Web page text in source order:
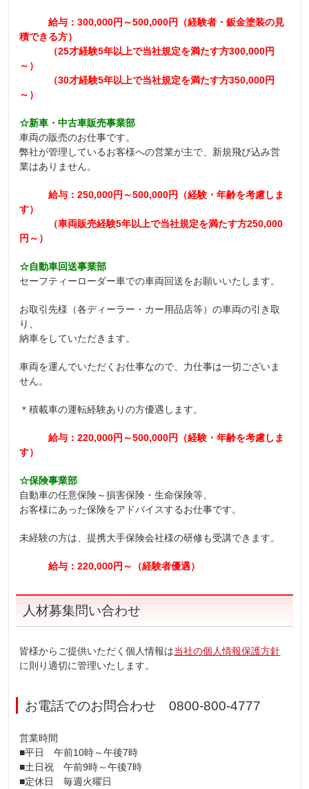
給与：300,000円～500,000円（経験者・鈑金塗装の見
積できる方）
（25才経験5年以上で当社規定を満たす方300,000円
～）
（30才経験5年以上で当社規定を満たす方350,000円
～）
☆新車・中古車販売事業部
車両の販売のお仕事です。
弊社が管理しているお客様への営業が主で、新規飛び込み営
業はありません。
給与：250,000円～500,000円（経験・年齢を考慮しま
す）
（車両販売経験5年以上で当社規定を満たす方250,000
円～）
☆自動車回送事業部
セーフティーローダー車での車両回送をお願いいたします。
お取引先様（各ディーラー・カー用品店等）の車両の引き取
り、
納車をしていただきます。
車両を運んでいただくお仕事なので、力仕事は一切ございま
せん。
＊積載車の運転経験ありの方優遇します。
給与：220,000円～500,000円（経験・年齢を考慮しま
す）
☆保険事業部
自動車の任意保険～損害保険・生命保険等、
お客様にあった保険をアドバイスするお仕事です。
未経験の方は、提携大手保険会社様の研修も受講できます。
給与：220,000円～（経験者優遇）
人材募集問い合わせ
皆様からご提供いただく個人情報は当社の個人情報保護方針
に則り適切に管理いたします。
お電話でのお問合わせ0800-800-4777
営業時間
■平日 午前10時～午後7時
■土日祝 午前9時～午後7時
■定休日 毎週火曜日